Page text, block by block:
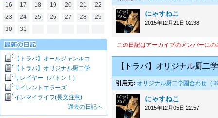
16
17 18 19 20 21
22
23
24 25 26 27 28
29
30
31
【トラバ】オールジャンルコ
【トラバ】オリジナル厨二学
リレイヤー（バトン！）
サイレントエラーズ
インマイライフ(長文注意)
過去の日記へ
にゃすねこ
2015年12月21日 02:38
この日記はアーカイブのメンバーに
【トラバ】オリジナル厨二
引用元: オリジナル厨二学園合わせ（
にゃすねこ
2015年12月05日 22:57